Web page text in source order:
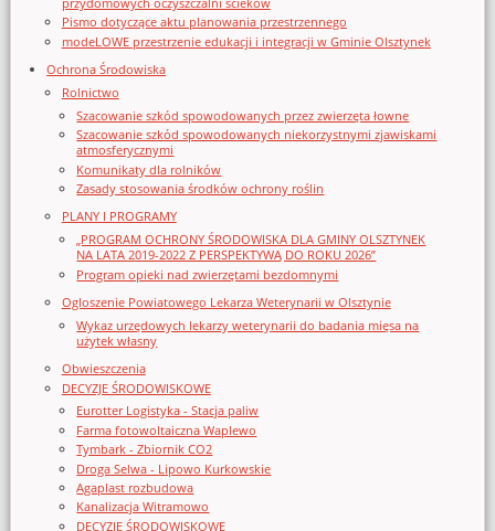
Pismo dotyczące aktu planowania przestrzennego
modeLOWE przestrzenie edukacji i integracji w Gminie Olsztynek
Ochrona Środowiska
Rolnictwo
Szacowanie szkód spowodowanych przez zwierzęta łowne
Szacowanie szkód spowodowanych niekorzystnymi zjawiskami
atmosferycznymi
Komunikaty dla rolników
Zasady stosowania środków ochrony roślin
PLANY I PROGRAMY
„PROGRAM OCHRONY ŚRODOWISKA DLA GMINY OLSZTYNEK
NA LATA 2019-2022 Z PERSPEKTYWĄ DO ROKU 2026”
Program opieki nad zwierzętami bezdomnymi
Ogloszenie Powiatowego Lekarza Weterynarii w Olsztynie
Wykaz urzędowych lekarzy weterynarii do badania mięsa na
użytek własny
Obwieszczenia
DECYZJE ŚRODOWISKOWE
Eurotter Logistyka - Stacja paliw
Farma fotowoltaiczna Waplewo
Tymbark - Zbiornik CO2
Droga Selwa - Lipowo Kurkowskie
Agaplast rozbudowa
Kanalizacja Witramowo
DECYZJE ŚRODOWISKOWE